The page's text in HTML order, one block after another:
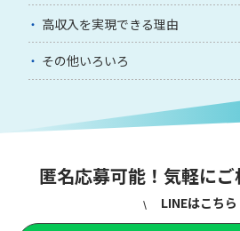
高収入を実現できる理由
その他いろいろ
匿名応募可能！気軽にご
LINEはこちら